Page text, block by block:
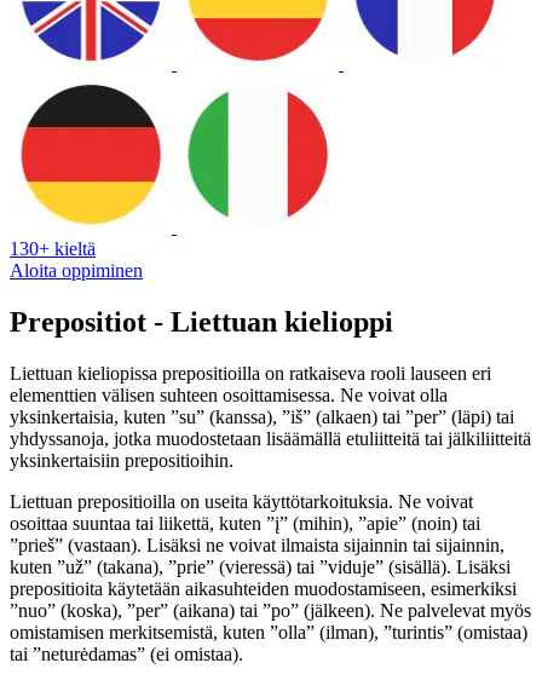
130+ kieltä
Aloita oppiminen
Prepositiot - Liettuan kielioppi
Liettuan kieliopissa prepositioilla on ratkaiseva rooli lauseen eri
elementtien välisen suhteen osoittamisessa. Ne voivat olla
yksinkertaisia, kuten ”su” (kanssa), ”iš” (alkaen) tai ”per” (läpi) tai
yhdyssanoja, jotka muodostetaan lisäämällä etuliitteitä tai jälkiliitteitä
yksinkertaisiin prepositioihin.
Liettuan prepositioilla on useita käyttötarkoituksia. Ne voivat
osoittaa suuntaa tai liikettä, kuten ”į” (mihin), ”apie” (noin) tai
”prieš” (vastaan). Lisäksi ne voivat ilmaista sijainnin tai sijainnin,
kuten ”už” (takana), ”prie” (vieressä) tai ”viduje” (sisällä). Lisäksi
prepositioita käytetään aikasuhteiden muodostamiseen, esimerkiksi
”nuo” (koska), ”per” (aikana) tai ”po” (jälkeen). Ne palvelevat myös
omistamisen merkitsemistä, kuten ”olla” (ilman), ”turintis” (omistaa)
tai ”neturėdamas” (ei omistaa).